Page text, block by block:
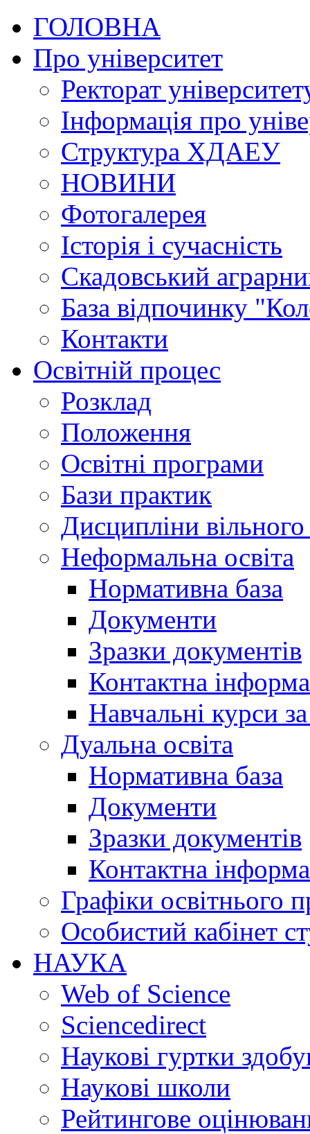
ГОЛОВНА
Про університет
Ректорат
Інформація про
Структура ХДАЕУ
НОВИНИ
Фотогалерея
Історія і сучасність
Скадовський
База відпочинку
Контакти
Освітній процес
Розклад
Положення
Освітні програми
Бази практик
Дисципліни
Неформальна освіта
Нормативна база
Документи
Зразки документів
Контактна
Навчальні курси
Дуальна освіта
Нормативна база
Документи
Зразки документів
Контактна
Графіки освітнього
Особистий кабінет
НАУКА
Web of Science
Sciencedirect
Наукові гуртки
Наукові школи
Рейтингове